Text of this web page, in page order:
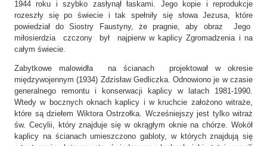
1944 roku i szybko zasłynął łaskami. Jego kopie i reprodukcje
rozeszły się po świecie i tak spełniły się słowa Jezusa, które
powiedział do Siostry Faustyny, że pragnie, aby obraz Jego
miłosierdzia czczony był najpierw w kaplicy Zgromadzenia i na
całym świecie.
Zabytkowe malowidła na ścianach projektował w okresie
międzywojennym (1934) Zdzisław Gedliczka. Odnowiono je w czasie
generalnego remontu i konserwacji kaplicy w latach 1981-1990.
Wtedy w bocznych oknach kaplicy i w kruchcie założono witraże,
które są dziełem Wiktora Ostrzołka. Wcześniejszy jest tylko witraż
św. Cecylii, który znajduje się w okrągłym oknie na chórze. Wokół
kaplicy na ścianach umieszczono gabloty, w których znajdują się